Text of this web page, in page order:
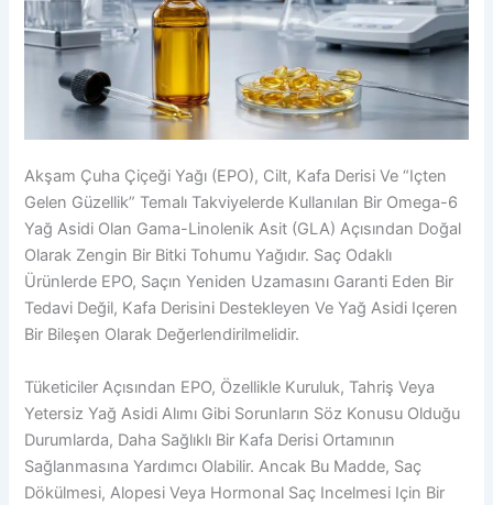
Akşam Çuha Çiçeği Yağı (EPO), Cilt, Kafa Derisi Ve “içten
Gelen Güzellik” Temalı Takviyelerde Kullanılan Bir Omega-6
Yağ Asidi Olan Gama-Linolenik Asit (GLA) Açısından Doğal
Olarak Zengin Bir Bitki Tohumu Yağıdır. Saç Odaklı
Ürünlerde EPO, Saçın Yeniden Uzamasını Garanti Eden Bir
Tedavi Değil, Kafa Derisini Destekleyen Ve Yağ Asidi Içeren
Bir Bileşen Olarak Değerlendirilmelidir.
Tüketiciler Açısından EPO, Özellikle Kuruluk, Tahriş Veya
Yetersiz Yağ Asidi Alımı Gibi Sorunların Söz Konusu Olduğu
Durumlarda, Daha Sağlıklı Bir Kafa Derisi Ortamının
Sağlanmasına Yardımcı Olabilir. Ancak Bu Madde, Saç
Dökülmesi, Alopesi Veya Hormonal Saç Incelmesi Için Bir